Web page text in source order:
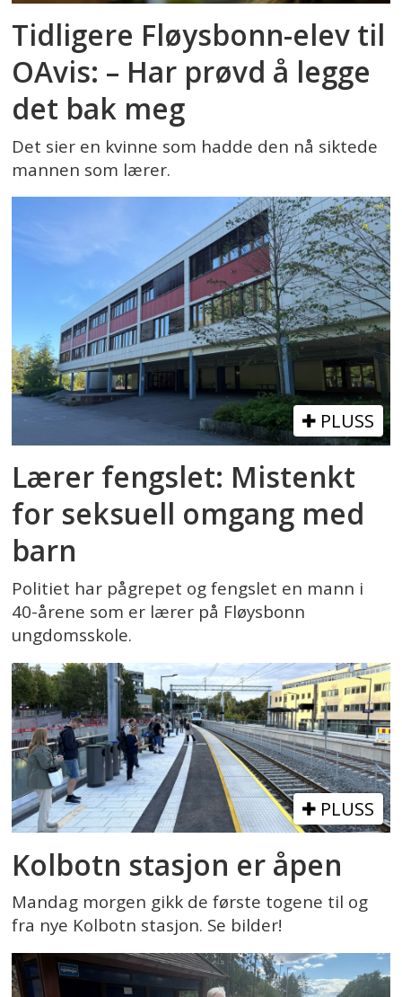
Tidligere Fløysbonn-elev til
OAvis: – Har prøvd å legge
det bak meg
Det sier en kvinne som hadde den nå siktede
mannen som lærer.
PLUSS
Lærer fengslet: Mistenkt
for seksuell omgang med
barn
Politiet har pågrepet og fengslet en mann i
40-årene som er lærer på Fløysbonn
ungdomsskole.
PLUSS
Kolbotn stasjon er åpen
Mandag morgen gikk de første togene til og
fra nye Kolbotn stasjon. Se bilder!